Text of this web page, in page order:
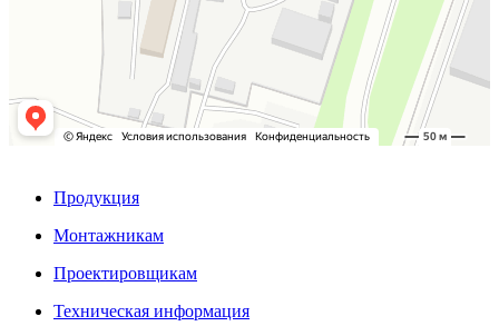
Продукция
Монтажникам
Проектировщикам
Техническая информация